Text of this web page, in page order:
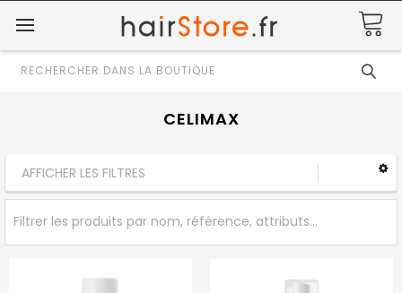
Rechercher
CELIMAX
AFFICHER LES FILTRES